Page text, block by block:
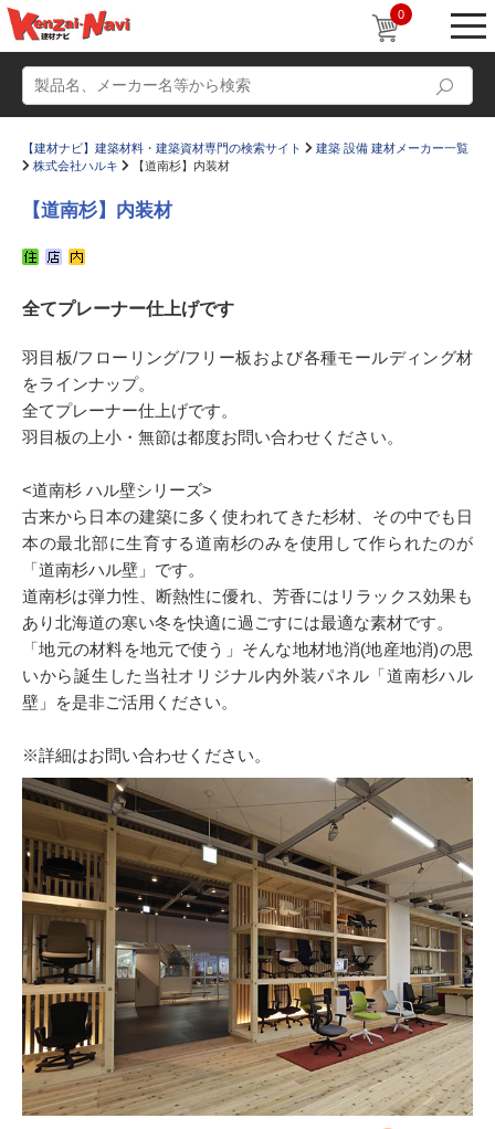
0
かたなび
すまいリング 設計士インタビュー
Q＆A
お気に入り
【建材ナビ】建築材料・建築資材専門の検索サイト
建築 設備 建材メーカー一覧
株式会社ハルキ
【道南杉】内装材
【道南杉】内装材
全てプレーナー仕上げです
羽目板/フローリング/フリー板および各種モールディング材
をラインナップ。
全てプレーナー仕上げです。
羽目板の上小・無節は都度お問い合わせください。
<道南杉 ハル壁シリーズ>
古来から日本の建築に多く使われてきた杉材、その中でも日
本の最北部に生育する道南杉のみを使用して作られたのが
「道南杉ハル壁」です。
道南杉は弾力性、断熱性に優れ、芳香にはリラックス効果も
あり北海道の寒い冬を快適に過ごすには最適な素材です。
「地元の材料を地元で使う」そんな地材地消(地産地消)の思
いから誕生した当社オリジナル内外装パネル「道南杉ハル
壁」を是非ご活用ください。
※詳細はお問い合わせください。